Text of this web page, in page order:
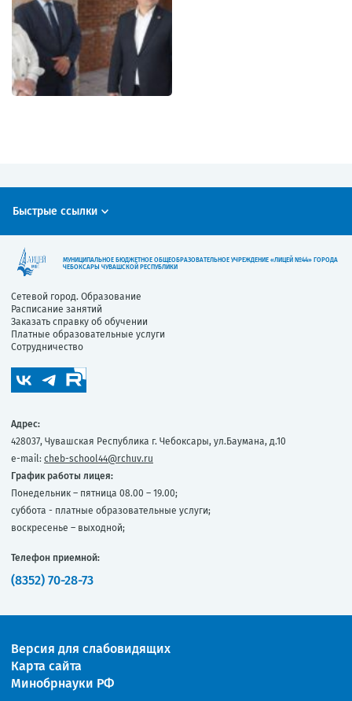
Быстрые ссылки
МУНИЦИПАЛЬНОЕ БЮДЖЕТНОЕ ОБЩЕОБРАЗОВАТЕЛЬНОЕ УЧРЕЖДЕНИЕ «ЛИЦЕЙ №44» ГОРОДА
ЧЕБОКСАРЫ ЧУВАШСКОЙ РЕСПУБЛИКИ
Сетевой город. Образование
Расписание занятий
Заказать справку об обучении
Платные образовательные услуги
Сотрудничество
Адрес:
428037, Чувашская Республика г. Чебоксары, ул.Баумана, д.10
e-mail: cheb-school44@rchuv.ru
График работы лицея:
Понедельник – пятница 08.00 – 19.00;
суббота - платные образовательные услуги;
воскресенье – выходной;
Телефон приемной:
(8352) 70-28-73
Версия для слабовидящих
Карта сайта
Минобрнауки РФ